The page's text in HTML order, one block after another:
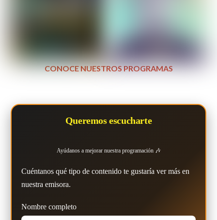
CONOCE NUESTROS PROGRAMAS
Queremos escucharte
Ayúdanos a mejorar nuestra programación 🎶
Cuéntanos qué tipo de contenido te gustaría ver más en
nuestra emisora.
Nombre completo